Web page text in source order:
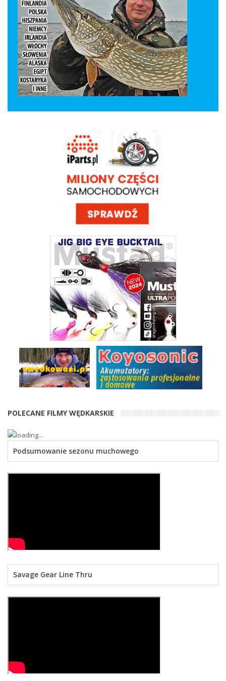
POLECANE FILMY WĘDKARSKIE
Podsumowanie sezonu muchowego
Savage Gear Line Thru